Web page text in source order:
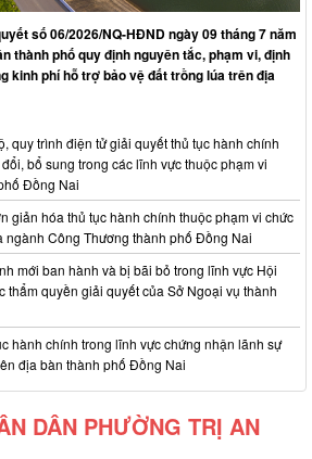
số 06/2026/NQ-HĐND ngày 09 tháng 7 năm
thành phố quy định nguyên tắc, phạm vi, định
kinh phí hỗ trợ bảo vệ đất trồng lúa trên địa
quy trình điện tử giải quyết thủ tục hành chính
bổ sung trong các lĩnh vực thuộc phạm vi
Đồng Nai
giản hóa thủ tục hành chính thuộc phạm vi chức
ngành Công Thương thành phố Đồng Nai
mới ban hành và bị bãi bỏ trong lĩnh vực Hội
thẩm quyền giải quyết của Sở Ngoại vụ thành
hành chính trong lĩnh vực chứng nhận lãnh sự
địa bàn thành phố Đồng Nai
DÂN PHƯỜNG TRỊ AN